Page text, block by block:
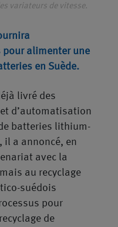
variateurs de vitesse.
pour alimenter une
en Suède.
livré des
d’automatisation
batteries lithium-
il a annoncé, en
avec la
au recyclage
suédois
pour
de